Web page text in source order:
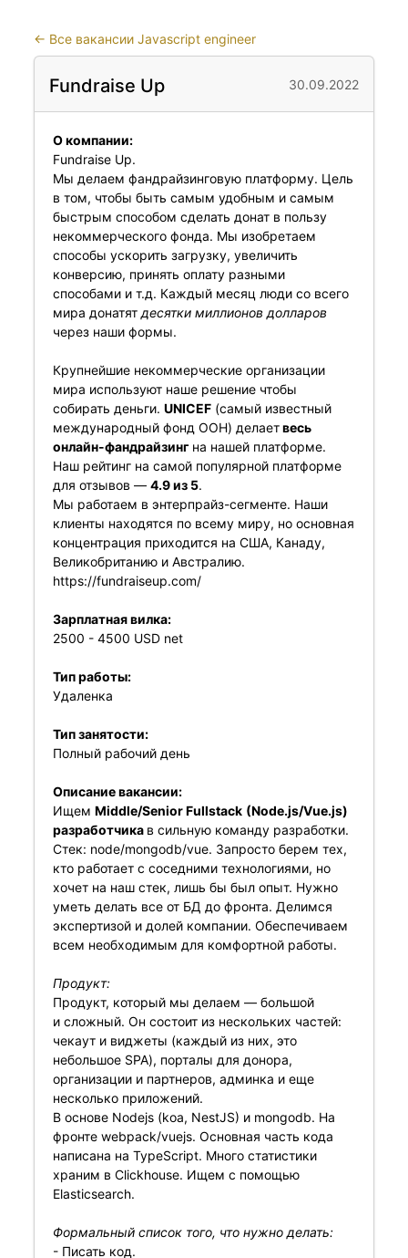
← Все вакансии Javascript engineer
Fundraise Up 30.09.2022
О компании:
Fundraise Up.
Мы делаем фандрайзинговую платформу. Цель
в том, чтобы быть самым удобным и самым
быстрым способом сделать донат в пользу
некоммерческого фонда. Мы изобретаем
способы ускорить загрузку, увеличить
конверсию, принять оплату разными
способами и т.д. Каждый месяц люди со всего
мира донатят десятки миллионов долларов
через наши формы.
Крупнейшие некоммерческие организации
мира используют наше решение чтобы
собирать деньги. UNICEF(самый известный
международный фонд ООН) делаетвесь
онлайн-фандрайзинг на нашей платформе.
Наш рейтинг на самой популярной платформе
для отзывов — 4.9 из 5.
Мы работаем в энтерпрайз-сегменте. Наши
клиенты находятся по всему миру, но основная
концентрация приходится на США, Канаду,
Великобританию и Австралию.
https://fundraiseup.com/
Зарплатная вилка:
2500 - 4500 USD net
Тип работы:
Удаленка
Тип занятости:
Полный рабочий день
Описание вакансии:
Ищем Middle/Senior Fullstack (Node.js/Vue.js)
разработчика в сильную команду разработки.
Стек: node/mongodb/vue. Запросто берем тех,
кто работает с соседними технологиями, но
хочет на наш стек, лишь бы был опыт. Нужно
уметь делать все от БД до фронта. Делимся
экспертизой и долей компании. Обеспечиваем
всем необходимым для комфортной работы.
Продукт:
Продукт, который мы делаем — большой
и сложный. Он состоит из нескольких частей:
чекаут и виджеты (каждый из них, это
небольшое SPA), порталы для донора,
организации и партнеров, админка и еще
несколько приложений.
В основе Nodejs (koa, NestJS) и mongodb. На
фронте webpack/vuejs. Основная часть кода
написана на TypeScript. Много статистики
храним в Clickhouse. Ищем с помощью
Elasticsearch.
Формальный список того, что нужно делать:
- Писать код.